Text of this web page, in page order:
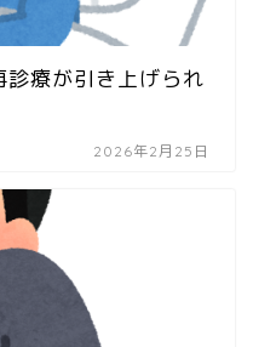
診療が引き上げられ
2026年2月25日